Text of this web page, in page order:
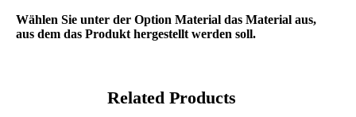
Wählen Sie unter der Option Material das Material aus,
aus dem das Produkt hergestellt werden soll.
Related Products